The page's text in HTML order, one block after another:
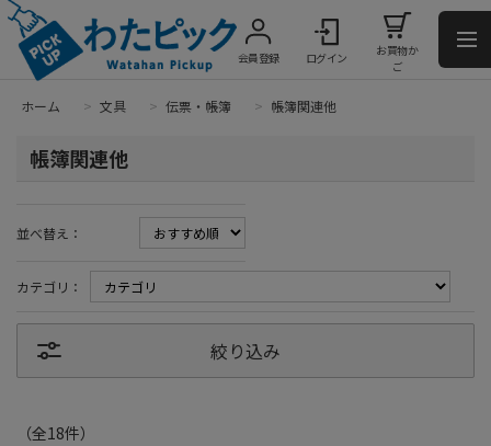
会員登録 ログイン
お買物か
ご
ホーム > 文具 > 伝票・帳簿 > 帳簿関連他
帳簿関連他
並べ替え：
カテゴリ：
絞り込み
（全18件）